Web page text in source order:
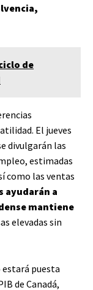
de
El jueves
divulgarán las
estimadas
como las ventas
ayudarán a
mantiene
elevadas sin
puesta
de Canadá,